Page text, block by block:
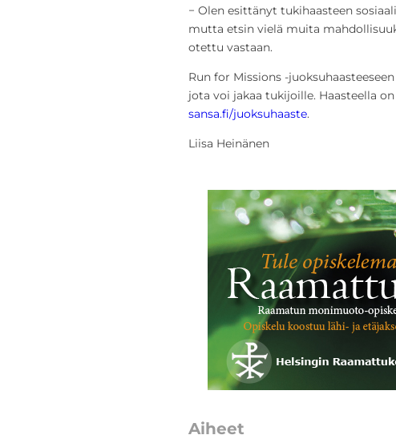
− Olen esittänyt tukihaasteen
mutta etsin vielä muita
otettu vastaan.
Run for Missions -
jota voi jakaa tukijoille. Haasteella
sansa.fi/juoksuhaaste.
Liisa Heinänen
Aiheet